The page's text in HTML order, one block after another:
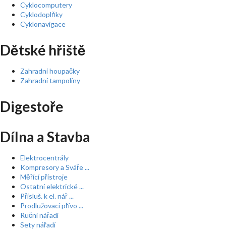
Cyklocomputery
Cyklodoplňky
Cyklonavigace
Dětské hřiště
Zahradní houpačky
Zahradní tampolíny
Digestoře
Dílna a Stavba
Elektrocentrály
Kompresory a Sváře ...
Měřící přístroje
Ostatní elektrické ...
Přísluš. k el. nář ...
Prodlužovací přívo ...
Ruční nářadí
Sety nářadí